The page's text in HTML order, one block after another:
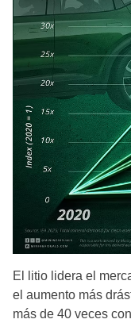
El litio lidera el
el aumento más
más de 40 veces